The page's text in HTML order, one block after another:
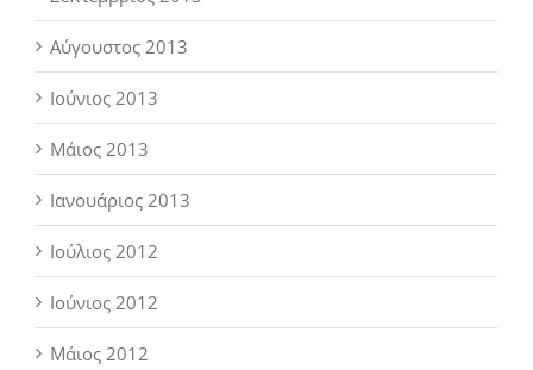
Αύγουστος 2013
Ιούνιος 2013
Μάιος 2013
Ιανουάριος 2013
Ιούλιος 2012
Ιούνιος 2012
Μάιος 2012